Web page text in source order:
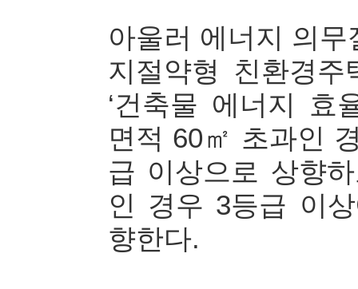
아울러 에너지 의무
지절약형 친환경주
‘건축물 에너지 효
면적 60㎡ 초과인
급 이상으로 상향
인 경우 3등급 이
향한다.